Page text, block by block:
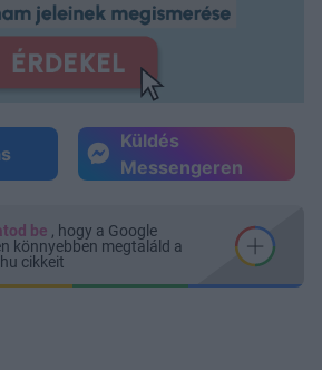
Küldés
Messengeren
be , hogy a Google
könnyebben megtaláld a
cikkeit